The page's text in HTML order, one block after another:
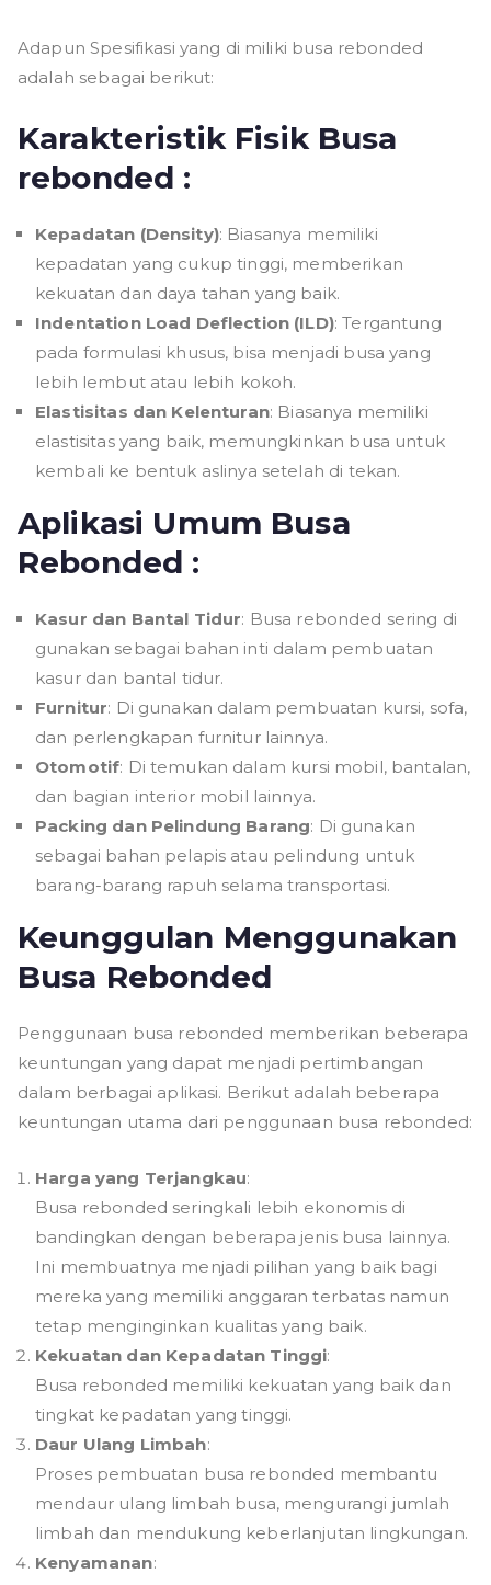
Adapun Spesifikasi yang di miliki busa rebonded
adalah sebagai berikut:
Karakteristik Fisik Busa
rebonded :
Kepadatan (Density): Biasanya memiliki
kepadatan yang cukup tinggi, memberikan
kekuatan dan daya tahan yang baik.
Indentation Load Deflection (ILD): Tergantung
pada formulasi khusus, bisa menjadi busa yang
lebih lembut atau lebih kokoh.
Elastisitas dan Kelenturan: Biasanya memiliki
elastisitas yang baik, memungkinkan busa untuk
kembali ke bentuk aslinya setelah di tekan.
Aplikasi Umum Busa
Rebonded :
Kasur dan Bantal Tidur: Busa rebonded sering di
gunakan sebagai bahan inti dalam pembuatan
kasur dan bantal tidur.
Furnitur: Di gunakan dalam pembuatan kursi, sofa,
dan perlengkapan furnitur lainnya.
Otomotif: Di temukan dalam kursi mobil, bantalan,
dan bagian interior mobil lainnya.
Packing dan Pelindung Barang: Di gunakan
sebagai bahan pelapis atau pelindung untuk
barang-barang rapuh selama transportasi.
Keunggulan Menggunakan
Busa Rebonded
Penggunaan busa rebonded memberikan beberapa
keuntungan yang dapat menjadi pertimbangan
dalam berbagai aplikasi. Berikut adalah beberapa
keuntungan utama dari penggunaan busa rebonded:
Harga yang Terjangkau:
Busa rebonded seringkali lebih ekonomis di
bandingkan dengan beberapa jenis busa lainnya.
Ini membuatnya menjadi pilihan yang baik bagi
mereka yang memiliki anggaran terbatas namun
tetap menginginkan kualitas yang baik.
Kekuatan dan Kepadatan Tinggi:
Busa rebonded memiliki kekuatan yang baik dan
tingkat kepadatan yang tinggi.
Daur Ulang Limbah:
Proses pembuatan busa rebonded membantu
mendaur ulang limbah busa, mengurangi jumlah
limbah dan mendukung keberlanjutan lingkungan.
Kenyamanan: